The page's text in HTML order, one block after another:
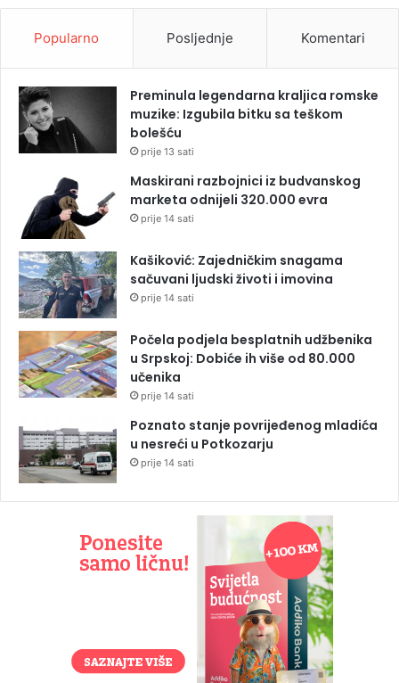
Popularno Posljednje Komentari
Preminula legendarna kraljica romske
muzike: Izgubila bitku sa teškom
bolešću
prije 13 sati
Maskirani razbojnici iz budvanskog
marketa odnijeli 320.000 evra
prije 14 sati
Kašiković: Zajedničkim snagama
sačuvani ljudski životi i imovina
prije 14 sati
Počela podjela besplatnih udžbenika
u Srpskoj: Dobiće ih više od 80.000
učenika
prije 14 sati
Poznato stanje povrijeđenog mladića
u nesreći u Potkozarju
prije 14 sati